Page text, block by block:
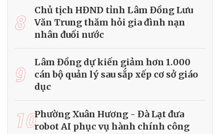
8
Chủ tịch HĐND tỉnh Lâm Đồng Lưu
Văn Trung thăm hỏi gia đình nạn
nhân đuối nước
9
Lâm Đồng dự kiến giảm hơn 1.000
cán bộ quản lý sau sắp xếp cơ sở giáo
dục
10Phường Xuân Hương - Đà Lạt đưa
robot AI phục vụ hành chính công